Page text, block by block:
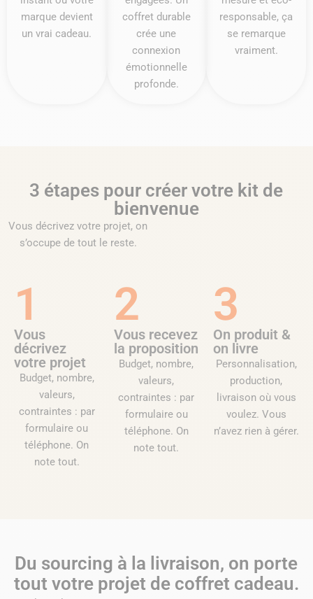
marque devient
un vrai cadeau.
coffret durable
crée une
connexion
émotionnelle
profonde.
responsable, ça
se remarque
vraiment.
3 étapes pour créer votre kit de
bienvenue
Vous décrivez votre projet, on
s’occupe de tout le reste.
1
Vous
décrivez
votre projet
Budget, nombre,
valeurs,
contraintes : par
formulaire ou
téléphone. On
note tout.
2
Vous recevez
la proposition
Budget, nombre,
valeurs,
contraintes : par
formulaire ou
téléphone. On
note tout.
3
On produit &
on livre
Personnalisation,
production,
livraison où vous
voulez. Vous
n’avez rien à gérer.
Du sourcing à la livraison, on porte
tout votre projet de coffret cadeau.